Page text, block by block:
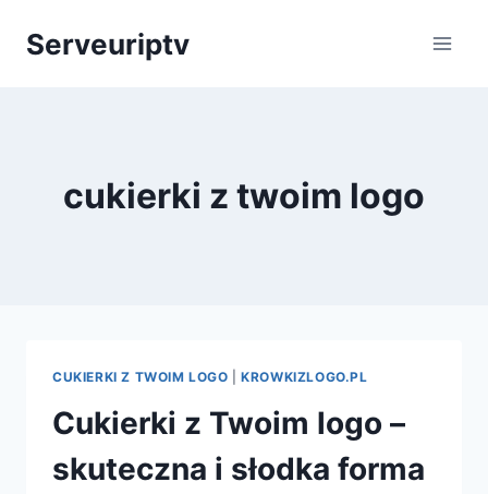
Serveuriptv
cukierki z twoim logo
CUKIERKI Z TWOIM LOGO |KROWKIZLOGO.PL
Cukierki z Twoim logo –
skuteczna i słodka forma